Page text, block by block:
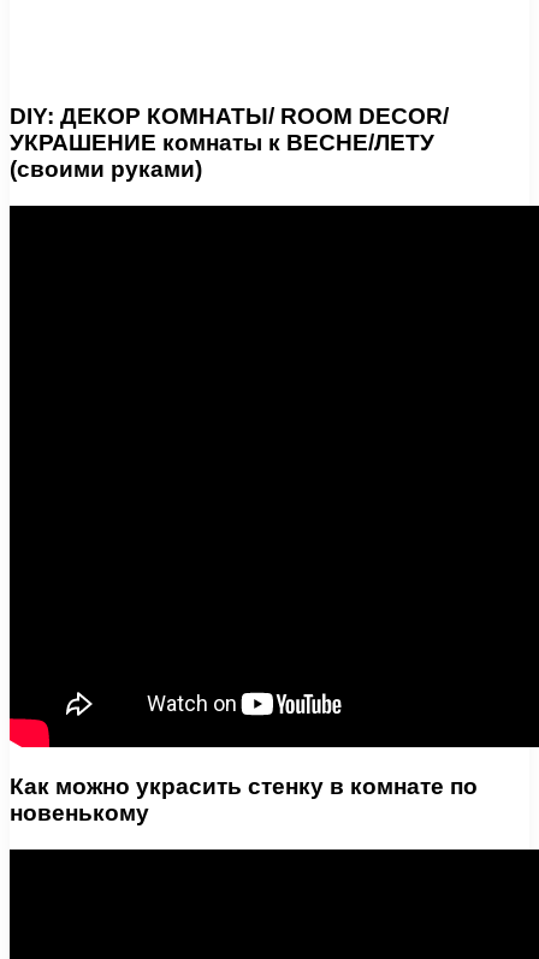
DIY: ДЕКОР КОМНАТЫ/ ROOM DECOR/
УКРАШЕНИЕ комнаты к ВЕСНЕ/ЛЕТУ
(своими руками)
Как можно украсить стенку в комнате по
новенькому